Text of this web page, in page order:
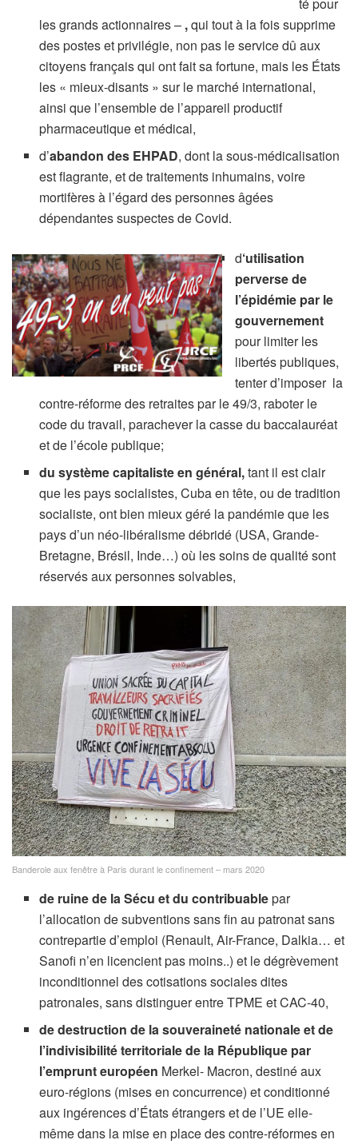
les grands actionnaires – ,qui tout à la fois supprime
des postes et privilégie, non pas le service dû aux
citoyens français qui ont fait sa fortune, mais les États
les « mieux-disants » sur le marché international,
ainsi que l’ensemble de l’appareil productif
pharmaceutique et médical,
d’abandon des EHPAD, dont la sous-médicalisation
est flagrante, et de traitements inhumains, voire
mortifères à l’égard des personnes âgées
dépendantes suspectes de Covid.
d‘utilisation
perverse de
l’épidémie par le
gouvernement
pour limiter les
libertés publiques,
tenter d’imposer la
contre-réforme des retraites par le 49/3, raboter le
code du travail, parachever la casse du baccalauréat
et de l’école publique;
du système capitaliste en général,tant il est clair
que les pays socialistes, Cuba en tête, ou de tradition
socialiste, ont bien mieux géré la pandémie que les
pays d’un néo-libéralisme débridé (USA, Grande-
Bretagne, Brésil, Inde…) où les soins de qualité sont
réservés aux personnes solvables,
Banderole aux fenêtre à Paris durant le confinement – mars 2020
de ruine de la Sécu et du contribuablepar
l’allocation de subventions sans fin au patronat sans
contrepartie d’emploi (Renault, Air-France, Dalkia… et
Sanofi n’en licencient pas moins..) et le dégrèvement
inconditionnel des cotisations sociales dites
patronales, sans distinguer entre TPME et CAC-40,
de destruction de la souveraineté nationale et de
l’indivisibilité territoriale de la République par
l’emprunt européen Merkel- Macron, destiné aux
euro-régions (mises en concurrence) et conditionné
aux ingérences d’États étrangers et de l’UE elle-
même dans la mise en place des contre-réformes en